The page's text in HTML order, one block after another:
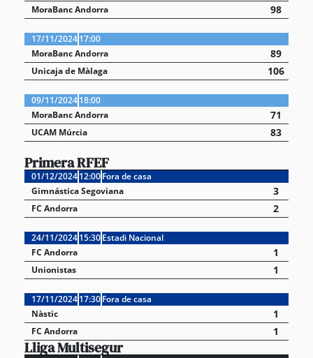
MoraBanc Andorra 98
17/11/202417:00
MoraBanc Andorra
89
Unicaja de Màlaga 106
09/11/202418:00
MoraBanc Andorra
71
UCAM Múrcia 83
Primera RFEF
01/12/202412:00Fora de casa
Gimnástica Segoviana
3
FC Andorra 2
24/11/202415:30Estadi Nacional
FC Andorra
1
Unionistas 1
17/11/202417:30Fora de casa
Nàstic
1
FC Andorra 1
Lliga Multisegur